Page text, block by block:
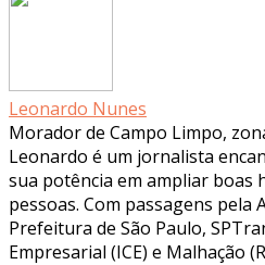
Leonardo Nunes
Morador de Campo Limpo,
Leonardo é um jornalista
sua potência em ampliar boas
pessoas. Com passagens pela
Prefeitura de São Paulo,
Empresarial (ICE) e Malhação